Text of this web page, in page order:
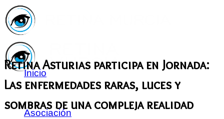
Inicio
Asociación
Retina Asturias participa en Jornada:
Las enfermedades raras, luces y
sombras de una compleja realidad